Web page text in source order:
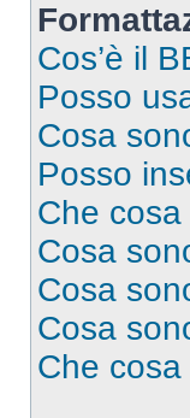
Cos’è il
Posso
Cosa
Posso
Che
Cosa
Cosa
Cosa
Che